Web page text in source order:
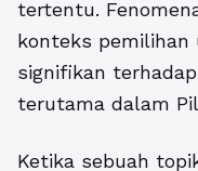
tertentu.
konteks pemilihan
signifikan
terutama dalam
Ketika sebuah